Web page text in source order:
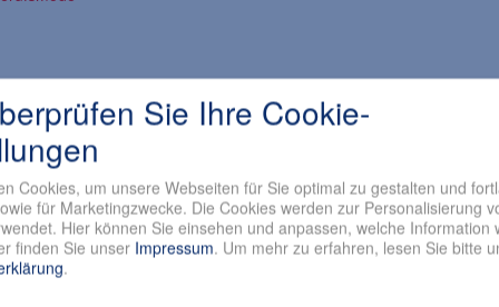
Sie Ihre Cookie-
Cookies, um unsere Webseiten für Sie optimal zu gestalten und
für Marketingzwecke. Die Cookies werden zur Personalisierung
Hier können Sie einsehen und anpassen, welche Information
finden Sie unser Impressum. Um mehr zu erfahren, lesen Sie bitte
.
20,86 EUR)
Versandkosten
Artikeldetails
22,41 EUR
inkl. 19 % MwSt. zzgl. Versandkosten
Art.Nr.: 071-4200-
Lieferzeit: 3 - 7 Arbeitstage
Artikeldetails